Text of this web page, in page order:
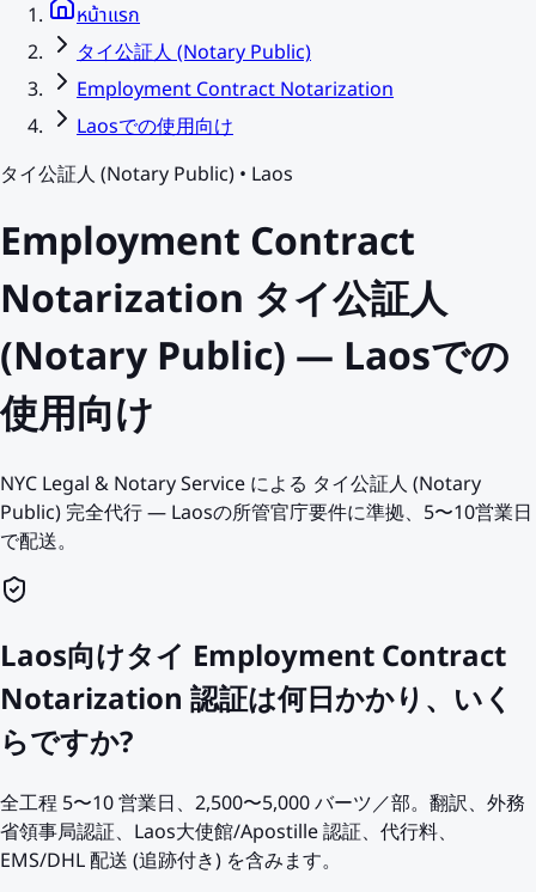
หน้าแรก
タイ公証人 (Notary Public)
Employment Contract Notarization
Laosでの使用向け
タイ公証人 (Notary Public) • Laos
Employment Contract
Notarization タイ公証人
(Notary Public) — Laosでの
使用向け
NYC Legal & Notary Service による タイ公証人 (Notary
Public) 完全代行 — Laosの所管官庁要件に準拠、5〜10営業日
で配送。
Laos向けタイ Employment Contract
Notarization 認証は何日かかり、いく
らですか?
全工程 5〜10 営業日、2,500〜5,000 バーツ／部。翻訳、外務
省領事局認証、Laos大使館/Apostille 認証、代行料、
EMS/DHL 配送 (追跡付き) を含みます。